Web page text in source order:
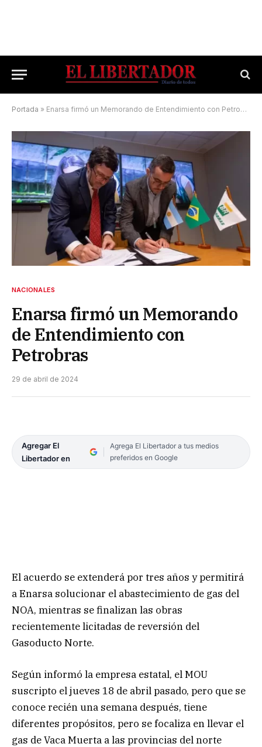
Portada » Enarsa firmó un Memorando de Entendimiento con Petrobras
NACIONALES
Enarsa firmó un Memorando
de Entendimiento con
Petrobras
29 de abril de 2024
Agregar El
Libertador en
Agrega El Libertador a tus medios
preferidos en Google
El acuerdo se extenderá por tres años y permitirá
a Enarsa solucionar el abastecimiento de gas del
NOA, mientras se finalizan las obras
recientemente licitadas de reversión del
Gasoducto Norte.
Según informó la empresa estatal, el MOU
suscripto el jueves 18 de abril pasado, pero que se
conoce recién una semana después, tiene
diferentes propósitos, pero se focaliza en llevar el
gas de Vaca Muerta a las provincias del norte